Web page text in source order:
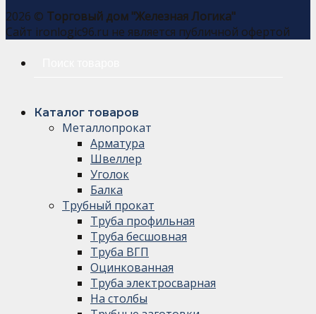
2026 © Торговый дом "Железная Логика"
Сайт ironlogic96.ru не является публичной офертой
Каталог товаров
Металлопрокат
Арматура
Швеллер
Уголок
Балка
Трубный прокат
Труба профильная
Труба бесшовная
Труба ВГП
Оцинкованная
Труба электросварная
На столбы